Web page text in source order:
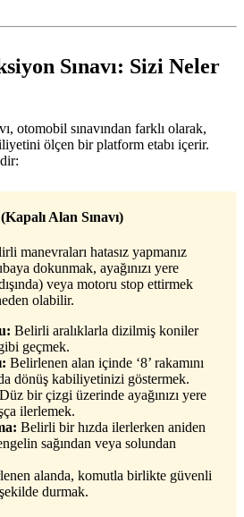
Sınavı: Sizi Neler
otomobil sınavından farklı olarak,
ölçen bir platform etabı içerir.
Alan Sınavı)
manevraları hatasız yapmanız
dokunmak, ayağınızı yere
veya motoru stop ettirmek
olabilir.
Belirli aralıklarla dizilmiş koniler
geçmek.
Belirlenen alan içinde ‘8’ rakamını
dönüş kabiliyetinizi göstermek.
Düz bir çizgi üzerinde ayağınızı yere
ilerlemek.
Belirli bir hızda ilerlerken aniden
sağından veya solundan
alanda, komutla birlikte güvenli
durmak.